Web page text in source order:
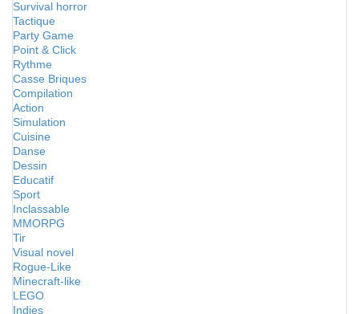
Survival horror
Tactique
Party Game
Point & Click
Rythme
Casse Briques
Compilation
Action
Simulation
Cuisine
Danse
Dessin
Educatif
Sport
Inclassable
MMORPG
Tir
Visual novel
Rogue-Like
Minecraft-like
LEGO
Indies